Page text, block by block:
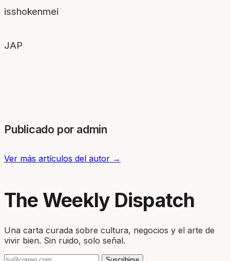
isshokenmei
JAP
Publicado por admin
Ver más artículos del autor →
The Weekly Dispatch
Una carta curada sobre cultura, negocios y el arte de
vivir bien. Sin ruido, solo señal.